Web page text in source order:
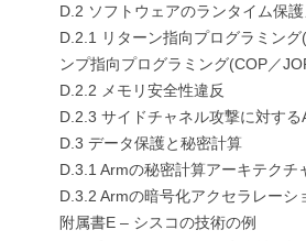
D.2 ソフトウェアのランタイム保
D.2.1 リターン指向プログラミン
ンプ指向プログラミング(COP／
D.2.2 メモリ安全性違反
D.2.3 サイドチャネル攻撃に対す
D.3 データ保護と秘密計算
D.3.1 Armの秘密計算アーキテクチ
D.3.2 Armの暗号化アクセラレーシ
附属書E – シスコの技術の例